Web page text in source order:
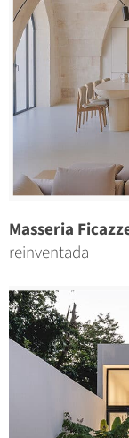
Masseria
reinventada